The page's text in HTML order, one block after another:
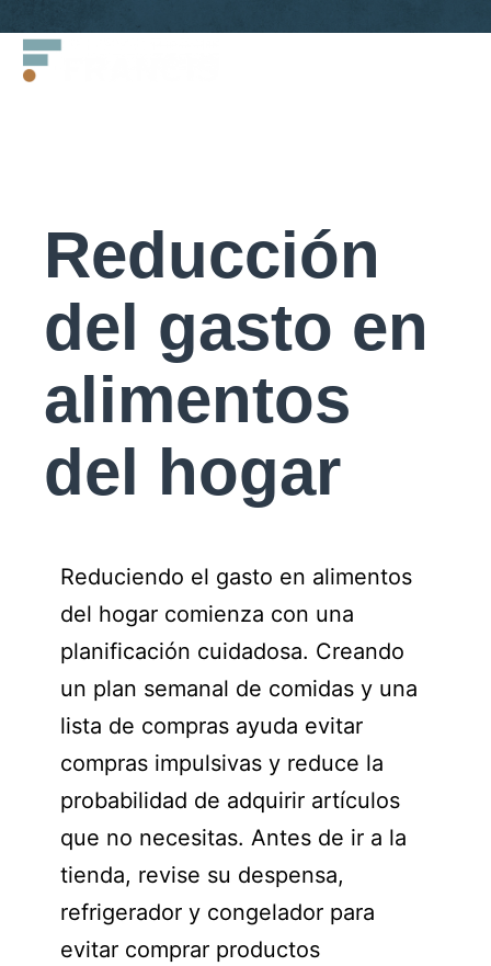
Francis
LLC.
Reducción
del gasto en
alimentos
del hogar
Reduciendo el gasto en alimentos
del hogar comienza con una
planificación cuidadosa. Creando
un plan semanal de comidas y una
lista de compras ayuda evitar
compras impulsivas y reduce la
probabilidad de adquirir artículos
que no necesitas. Antes de ir a la
tienda, revise su despensa,
refrigerador y congelador para
evitar comprar productos